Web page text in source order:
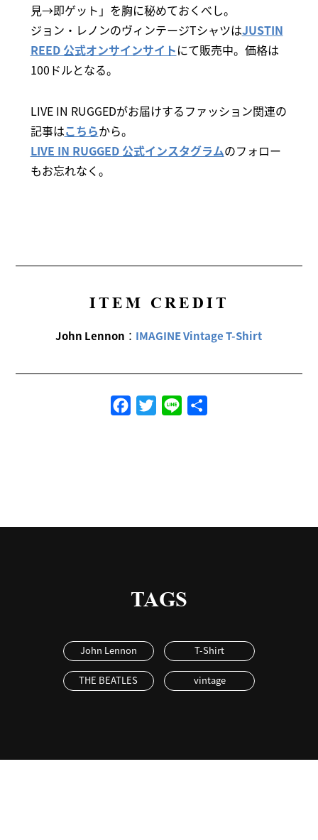
見→即ゲット」を胸に秘めておくべし。
ジョン・レノンのヴィンテージTシャツはJUSTIN
REED 公式オンサインサイトにて販売中。価格は
100ドルとなる。
LIVE IN RUGGEDがお届けするファッション関連の
記事はこちらから。
LIVE IN RUGGED 公式インスタグラムのフォロー
もお忘れなく。
ITEM CREDIT
John Lennon ： IMAGINE Vintage T-Shirt
FacebookTwitterLine
TAGS
John Lennon T-Shirt
THE BEATLES vintage